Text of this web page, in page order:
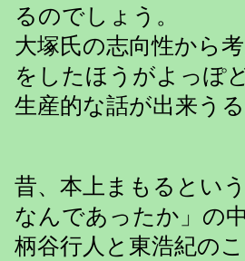
るのでしょう。
大塚氏の志向性から
をしたほうがよっぽ
生産的な話が出来うる
昔、本上まもるとい
なんであったか」の
柄谷行人と東浩紀の